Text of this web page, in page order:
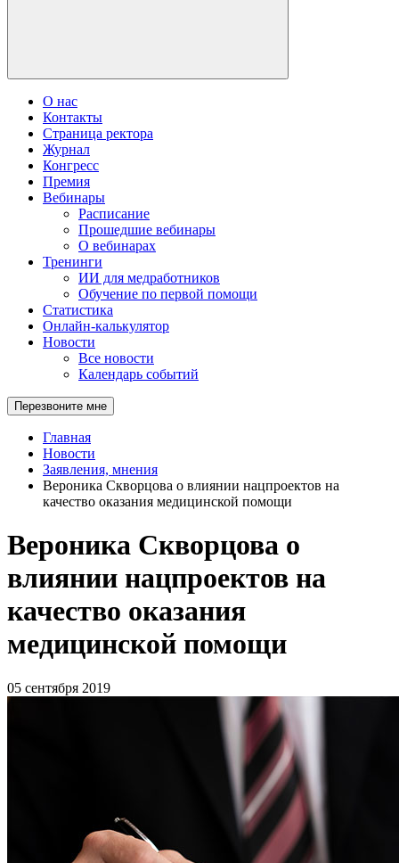
О нас
Контакты
Страница ректора
Журнал
Конгресс
Премия
Вебинары
Расписание
Прошедшие вебинары
О вебинарах
Тренинги
ИИ для медработников
Обучение по первой помощи
Статистика
Онлайн-калькулятор
Новости
Все новости
Календарь событий
Перезвоните мне
Главная
Новости
Заявления, мнения
Вероника Скворцова о влиянии нацпроектов на
качество оказания медицинской помощи
Вероника Скворцова о
влиянии нацпроектов на
качество оказания
медицинской помощи
05 сентября 2019